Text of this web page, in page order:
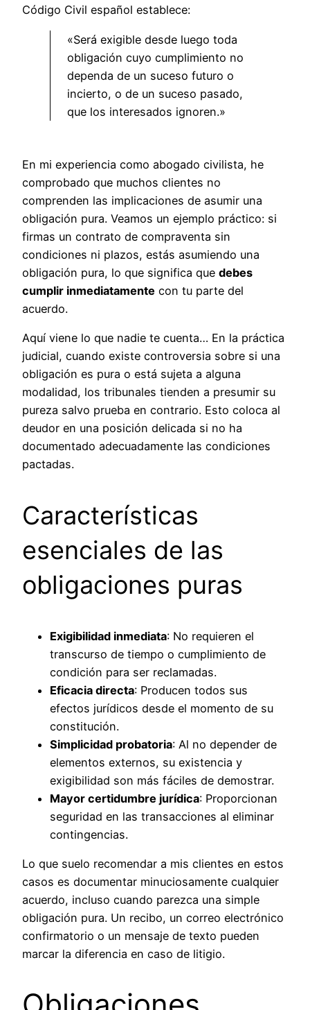
Código Civil español establece:
«Será exigible desde luego toda
obligación cuyo cumplimiento no
dependa de un suceso futuro o
incierto, o de un suceso pasado,
que los interesados ignoren.»
En mi experiencia como abogado civilista, he
comprobado que muchos clientes no
comprenden las implicaciones de asumir una
obligación pura. Veamos un ejemplo práctico: si
firmas un contrato de compraventa sin
condiciones ni plazos, estás asumiendo una
obligación pura, lo que significa que debes
cumplir inmediatamente con tu parte del
acuerdo.
Aquí viene lo que nadie te cuenta… En la práctica
judicial, cuando existe controversia sobre si una
obligación es pura o está sujeta a alguna
modalidad, los tribunales tienden a presumir su
pureza salvo prueba en contrario. Esto coloca al
deudor en una posición delicada si no ha
documentado adecuadamente las condiciones
pactadas.
Características
esenciales de las
obligaciones puras
Exigibilidad inmediata: No requieren el
transcurso de tiempo o cumplimiento de
condición para ser reclamadas.
Eficacia directa: Producen todos sus
efectos jurídicos desde el momento de su
constitución.
Simplicidad probatoria: Al no depender de
elementos externos, su existencia y
exigibilidad son más fáciles de demostrar.
Mayor certidumbre jurídica: Proporcionan
seguridad en las transacciones al eliminar
contingencias.
Lo que suelo recomendar a mis clientes en estos
casos es documentar minuciosamente cualquier
acuerdo, incluso cuando parezca una simple
obligación pura. Un recibo, un correo electrónico
confirmatorio o un mensaje de texto pueden
marcar la diferencia en caso de litigio.